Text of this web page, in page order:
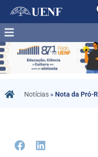
Notícias » Nota da Pró-